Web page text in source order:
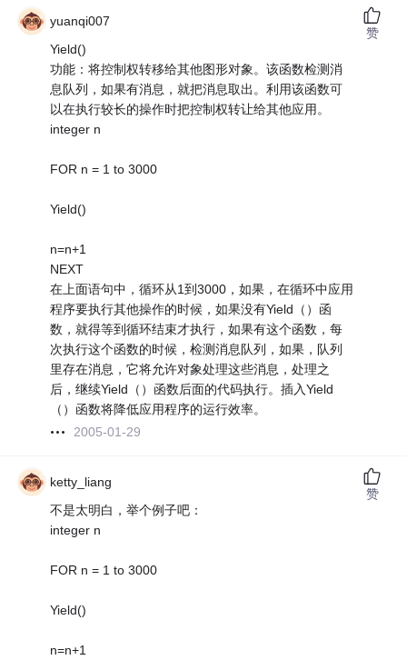
yuanqi007
Yield()
功能：将控制权转移给其他图形对象。该函数检测消
息队列，如果有消息，就把消息取出。利用该函数可
以在执行较长的操作时把控制权转让给其他应用。
integer n
FOR n = 1 to 3000
Yield()
n=n+1
NEXT
在上面语句中，循环从1到3000，如果，在循环中应用
程序要执行其他操作的时候，如果没有Yield（）函
数，就得等到循环结束才执行，如果有这个函数，每
次执行这个函数的时候，检测消息队列，如果，队列
里存在消息，它将允许对象处理这些消息，处理之
后，继续Yield（）函数后面的代码执行。插入Yield
（）函数将降低应用程序的运行效率。
2005-01-29
赞
ketty_liang
不是太明白，举个例子吧：
integer n
FOR n = 1 to 3000
Yield()
n=n+1
赞